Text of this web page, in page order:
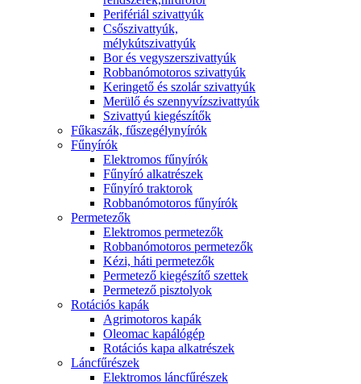
Perifériál szivattyúk
Csőszivattyúk,
mélykútszivattyúk
Bor és vegyszerszivattyúk
Robbanómotoros szivattyúk
Keringető és szolár szivattyúk
Merülő és szennyvízszivattyúk
Szivattyú kiegészítők
Fűkaszák, fűszegélynyírók
Fűnyírók
Elektromos fűnyírók
Fűnyíró alkatrészek
Fűnyíró traktorok
Robbanómotoros fűnyírók
Permetezők
Elektromos permetezők
Robbanómotoros permetezők
Kézi, háti permetezők
Permetező kiegészítő szettek
Permetező pisztolyok
Rotációs kapák
Agrimotoros kapák
Oleomac kapálógép
Rotációs kapa alkatrészek
Láncfűrészek
Elektromos láncfűrészek